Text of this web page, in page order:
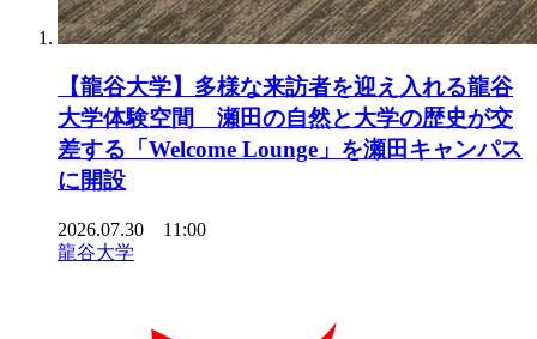
【龍谷大学】多様な来訪者を迎え入れる龍谷
大学体験空間 瀬田の自然と大学の歴史が交
差する「Welcome Lounge」を瀬田キャンパス
に開設
2026.07.30 11:00
龍谷大学